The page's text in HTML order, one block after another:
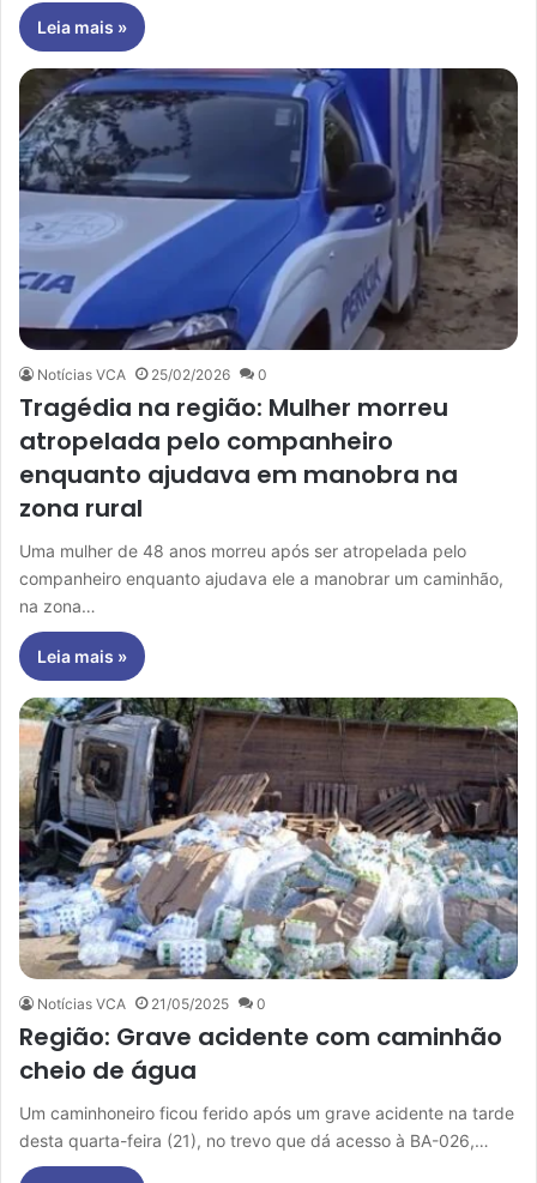
Leia mais »
Notícias VCA 25/02/2026 0
Tragédia na região: Mulher morreu
atropelada pelo companheiro
enquanto ajudava em manobra na
zona rural
Uma mulher de 48 anos morreu após ser atropelada pelo
companheiro enquanto ajudava ele a manobrar um caminhão,
na zona…
Leia mais »
Notícias VCA 21/05/2025 0
Região: Grave acidente com caminhão
cheio de água
Um caminhoneiro ficou ferido após um grave acidente na tarde
desta quarta-feira (21), no trevo que dá acesso à BA-026,…